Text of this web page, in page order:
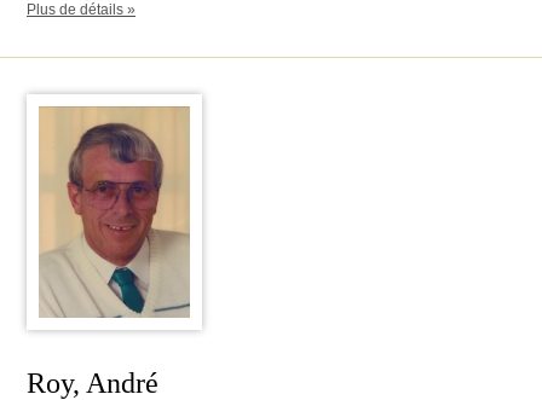
Plus de détails »
Roy, André